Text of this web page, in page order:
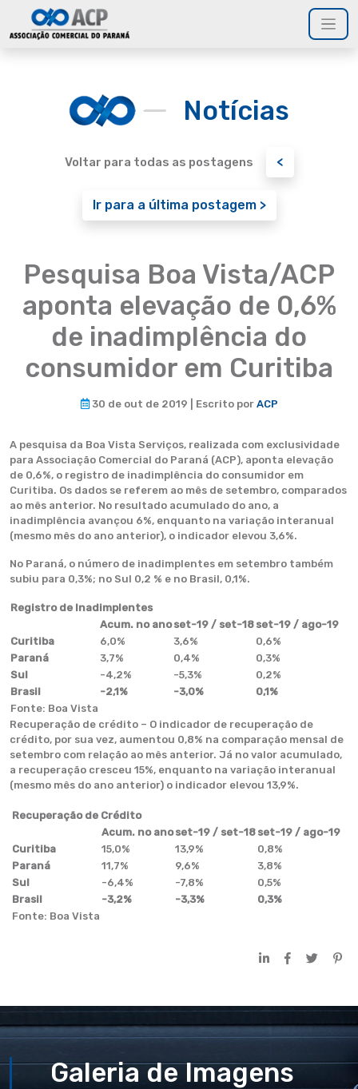
Notícias
Voltar para todas as postagens <
Ir para a última postagem >
Pesquisa Boa Vista/ACP
aponta elevação de 0,6%
de inadimplência do
consumidor em Curitiba
30 de out de 2019 | Escrito por ACP
A pesquisa da Boa Vista Serviços, realizada com exclusividade
para Associação Comercial do Paraná (ACP), aponta elevação
de 0,6%, o registro de inadimplência do consumidor em
Curitiba. Os dados se referem ao mês de setembro, comparados
ao mês anterior. No resultado acumulado do ano, a
inadimplência avançou 6%, enquanto na variação interanual
(mesmo mês do ano anterior), o indicador elevou 3,6%.
No Paraná, o número de inadimplentes em setembro também
subiu para 0,3%; no Sul 0,2 % e no Brasil, 0,1%.
Registro de Inadimplentes
Acum. no ano set-19 / set-18 set-19 / ago-19
Curitiba
6,0% 3,6%
0,6%
Paraná
3,7% 0,4%
0,3%
Sul
-4,2% -5,3%
0,2%
Brasil
-2,1% -3,0%
0,1%
Fonte: Boa Vista
Recuperação de crédito – O indicador de recuperação de
crédito, por sua vez, aumentou 0,8% na comparação mensal de
setembro com relação ao mês anterior. Já no valor acumulado,
a recuperação cresceu 15%, enquanto na variação interanual
(mesmo mês do ano anterior) o indicador elevou 13,9%.
Recuperação de Crédito
Acum. no ano set-19 / set-18 set-19 / ago-19
Curitiba
15,0% 13,9%
0,8%
Paraná
11,7% 9,6%
3,8%
Sul
-6,4% -7,8%
0,5%
Brasil
-3,2% -3,3%
0,3%
Fonte: Boa Vista
Galeria de Imagens